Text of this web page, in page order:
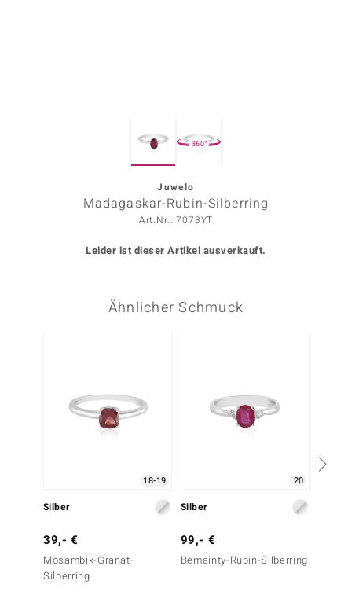
BY DE MELO
360°
Juwelo
Madagaskar-Rubin-Silberring
Art.Nr.: 7073YT
Leider ist dieser Artikel ausverkauft.
Ähnlicher Schmuck
18-19
Silber
39,- €
Mosambik-Granat-
Silberring
20
Silber
99,- €
Bemainty-Rubin-Silberring